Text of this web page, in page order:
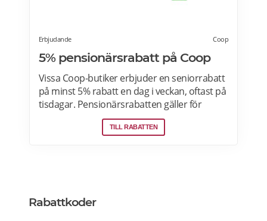
Erbjudande Coop
5% pensionärsrabatt på Coop
Vissa Coop-butiker erbjuder en seniorrabatt
på minst 5% rabatt en dag i veckan, oftast på
tisdagar. Pensionärsrabatten gäller för
medlemmar som är 65 år eller äldre enbart
vid köp i fysiska Coop-butiker. Rabatt ges på
om pensionärsrabatter på Coop här.
TILL RABATTEN
Rabattkoder